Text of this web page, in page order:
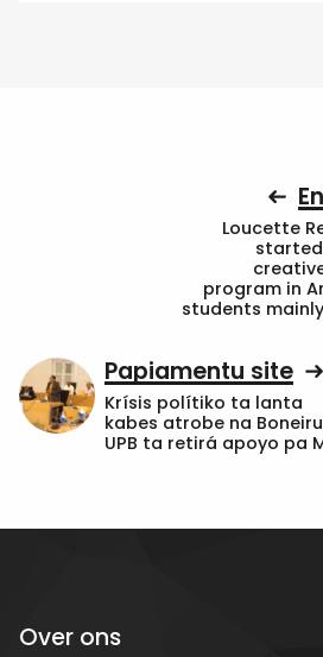
Loucette
program in
students
Papiamentu site
Krísis polítiko ta lanta
kabes atrobe na
UPB ta retirá apoyo pa
Over ons